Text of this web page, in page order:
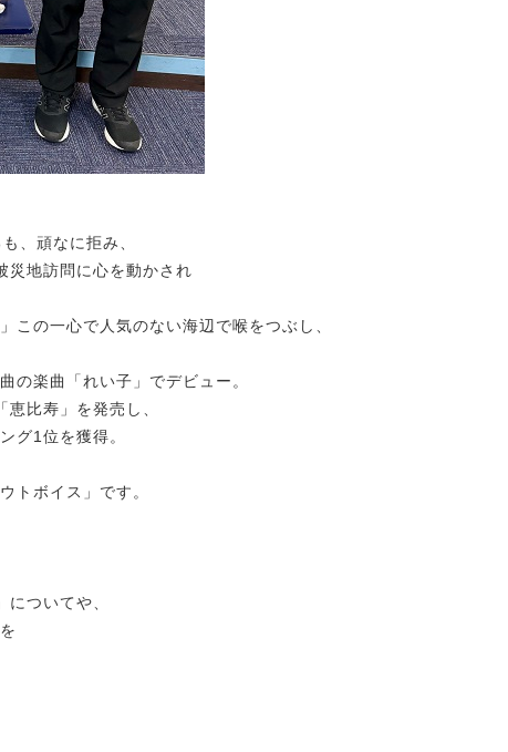
、頑なに拒み、
災地訪問に心を動かされ
この一心で人気のない海辺で喉をつぶし、
の楽曲「れい子」でデビュー。
比寿」を発売し、
グ1位を獲得。
トボイス」です。
ついてや、